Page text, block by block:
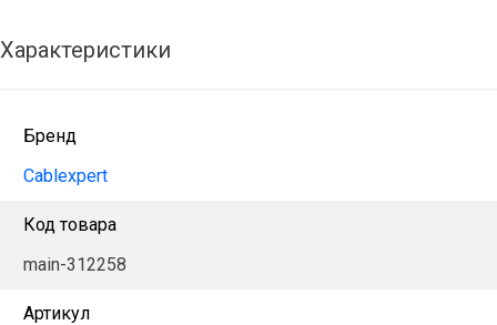
Характеристики
Бренд
Cablexpert
Код товара
main-312258
Артикул